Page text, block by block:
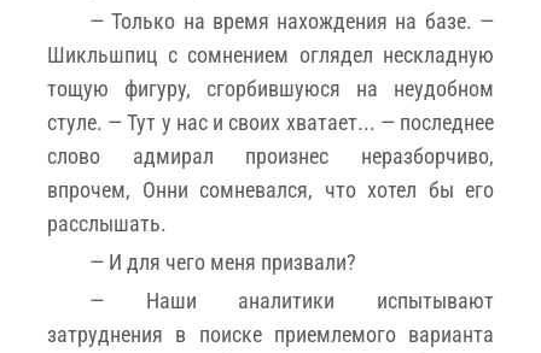
— Только на время нахождения на базе. —
Шикльшпиц с сомнением оглядел нескладную
тощую фигуру, сгорбившуюся на неудобном
стуле. — Тут у нас и своих хватает... — последнее
слово адмирал произнес неразборчиво,
впрочем, Онни сомневался, что хотел бы его
расслышать.
— И для чего меня призвали?
— Наши аналитики испытывают
затруднения в поиске приемлемого варианта